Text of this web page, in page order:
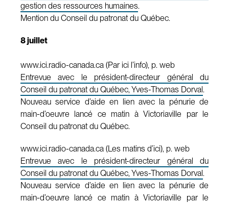
gestion des ressources humaines.
Mention du Conseil du patronat du Québec.
8 juillet
www.ici.radio-canada.ca (Par ici l’info), p. web
Entrevue avec le président-directeur général du
Conseil du patronat du Québec, Yves-Thomas Dorval.
Nouveau service d’aide en lien avec la pénurie de
main-d’oeuvre lancé ce matin à Victoriaville par le
Conseil du patronat du Québec.
www.ici.radio-canada.ca (Les matins d’ici), p. web
Entrevue avec le président-directeur général du
Conseil du patronat du Québec, Yves-Thomas Dorval.
Nouveau service d’aide en lien avec la pénurie de
main-d’oeuvre lancé ce matin à Victoriaville par le